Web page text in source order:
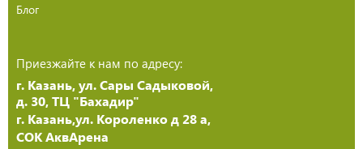
Блог
Приезжайте к нам по адресу:
г. Казань, ул. Сары Садыковой,
д. 30, ТЦ "Бахадир"
г. Казань,ул. Короленко д 28 а,
СОК АквАрена